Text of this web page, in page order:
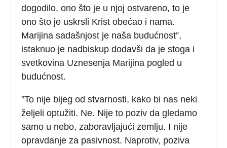
dogodilo, ono što je u njoj ostvareno, to je
ono što je uskrsli Krist obećao i nama.
Marijina sadašnjost je naša budućnost”,
istaknuo je nadbiskup dodavši da je stoga i
svetkovina Uznesenja Marijina pogled u
budućnost.
”To nije bijeg od stvarnosti, kako bi nas neki
željeli optužiti. Ne. Nije to poziv da gledamo
samo u nebo, zaboravljajući zemlju. I nije
opravdanje za pasivnost. Naprotiv, poziva